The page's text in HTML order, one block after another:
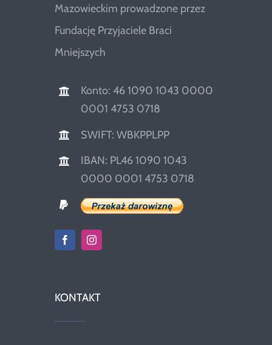
Mazowieckim prowadzone przez
Fundację Przyjaciele Braci
Mniejszych
Konto: 46 1090 1043 0000
0001 4753 0718
SWIFT: WBKPPLPP
IBAN: PL46 1090 1043
0000 0001 4753 0718
KONTAKT